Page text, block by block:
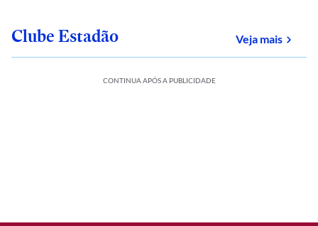
Clube Estadão Veja maissobre
CONTINUA APÓS A PUBLICIDADE